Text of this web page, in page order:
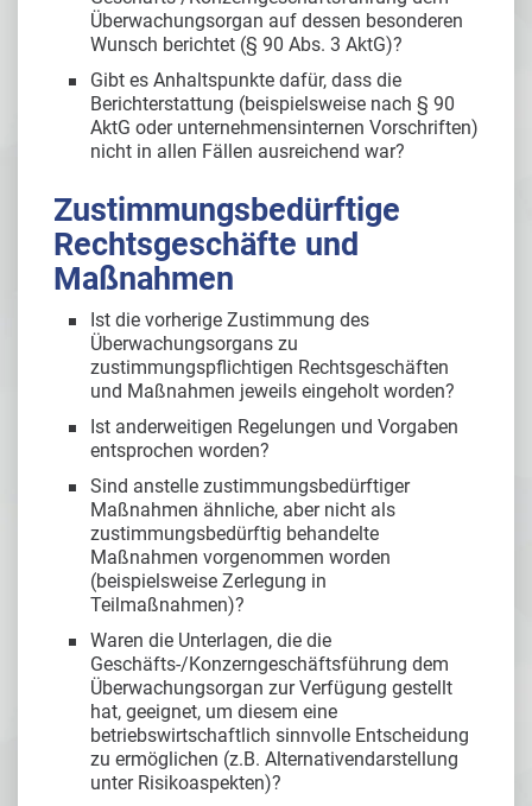
Überwachungsorgan auf dessen besonderen
Wunsch berichtet (§ 90 Abs. 3 AktG)?
Gibt es Anhaltspunkte dafür, dass die
Berichterstattung (beispielsweise nach § 90
AktG oder unternehmensinternen Vorschriften)
nicht in allen Fällen ausreichend war?
Zustimmungsbedürftige
Rechtsgeschäfte und
Maßnahmen
Ist die vorherige Zustimmung des
Überwachungsorgans zu
zustimmungspflichtigen Rechtsgeschäften
und Maßnahmen jeweils eingeholt worden?
Ist anderweitigen Regelungen und Vorgaben
entsprochen worden?
Sind anstelle zustimmungsbedürftiger
Maßnahmen ähnliche, aber nicht als
zustimmungsbedürftig behandelte
Maßnahmen vorgenommen worden
(beispielsweise Zerlegung in
Teilmaßnahmen)?
Waren die Unterlagen, die die
Geschäfts-/Konzerngeschäftsführung dem
Überwachungsorgan zur Verfügung gestellt
hat, geeignet, um diesem eine
betriebswirtschaftlich sinnvolle Entscheidung
zu ermöglichen (z.B. Alternativendarstellung
unter Risikoaspekten)?